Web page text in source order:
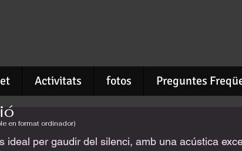
Activitats fotos Preguntes
en format ordinador)
ideal per gaudir del silenci, amb una acústica